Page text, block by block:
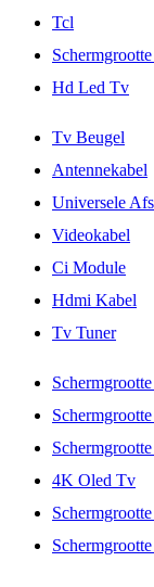
Tcl
Hd Led Tv
Tv Beugel
Antennekabel
Universele
Videokabel
Ci Module
Hdmi Kabel
Tv Tuner
4K Oled Tv